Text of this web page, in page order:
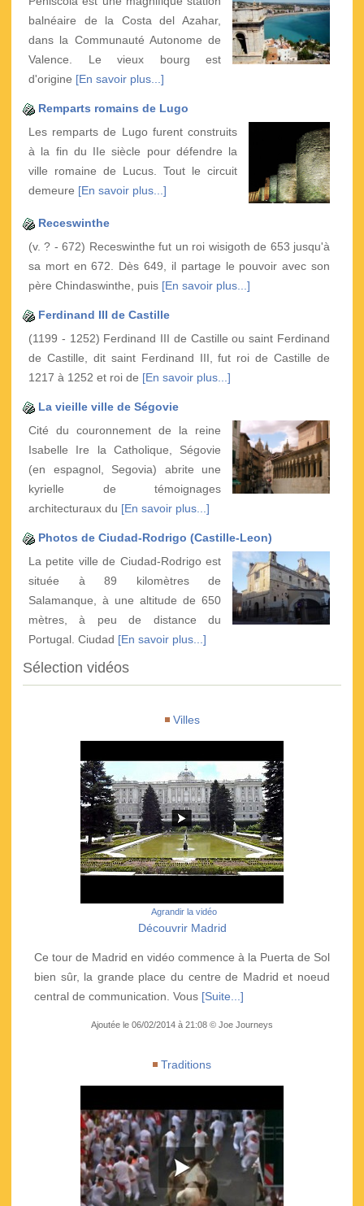
balnéaire de la Costa del Azahar,
dans la Communauté Autonome de
Valence. Le vieux bourg est
d'origine [En savoir plus...]
Remparts romains de Lugo
Les remparts de Lugo furent construits
à la fin du IIe siècle pour défendre la
ville romaine de Lucus. Tout le circuit
demeure [En savoir plus...]
Receswinthe
(v. ? - 672) Receswinthe fut un roi wisigoth de 653 jusqu'à
sa mort en 672. Dès 649, il partage le pouvoir avec son
père Chindaswinthe, puis [En savoir plus...]
Ferdinand III de Castille
(1199 - 1252) Ferdinand III de Castille ou saint Ferdinand
de Castille, dit saint Ferdinand III, fut roi de Castille de
1217 à 1252 et roi de [En savoir plus...]
La vieille ville de Ségovie
Cité du couronnement de la reine
Isabelle Ire la Catholique, Ségovie
(en espagnol, Segovia) abrite une
kyrielle de témoignages
architecturaux du [En savoir plus...]
Photos de Ciudad-Rodrigo (Castille-Leon)
La petite ville de Ciudad-Rodrigo est
située à 89 kilomètres de
Salamanque, à une altitude de 650
mètres, à peu de distance du
Portugal. Ciudad [En savoir plus...]
Sélection vidéos
Villes
Agrandir la vidéo
Découvrir Madrid
Ce tour de Madrid en vidéo commence à la Puerta de Sol
bien sûr, la grande place du centre de Madrid et noeud
central de communication. Vous [Suite...]
Ajoutée le 06/02/2014 à 21:08 © Joe Journeys
Traditions